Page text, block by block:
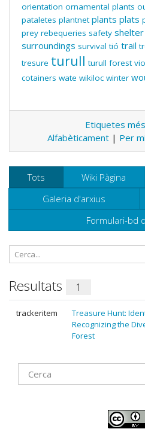
orientation ornamental plants
pataletes plantnet plants plats
prey rebequeries safety shelter
surroundings survival tió trail
tresure turull turull forest
cotainers wate wikiloc winter
Etiquetes
Alfabèticament| Per
Tots Wiki Pàgina
Galeria d'arxius
Formulari-bd
Resultats 1
trackeritem
Treasure Hunt:
Recognizing the
Forest
Find